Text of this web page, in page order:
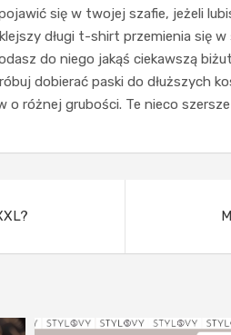
się w twojej szafie, jeżeli
długi t-shirt przemienia się
do niego jakąś ciekawszą
dobierać paski do dłuższych
o różnej grubości. Te nieco